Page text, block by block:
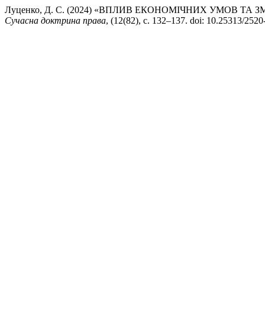
Луценко, Д. С. (2024) «ВПЛИВ ЕКОНОМІЧНИХ УМОВ
Сучасна доктрина права, (12(82), с. 132–137. doi: 10.25313/